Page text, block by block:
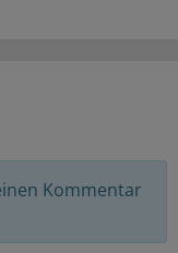
Kommentar